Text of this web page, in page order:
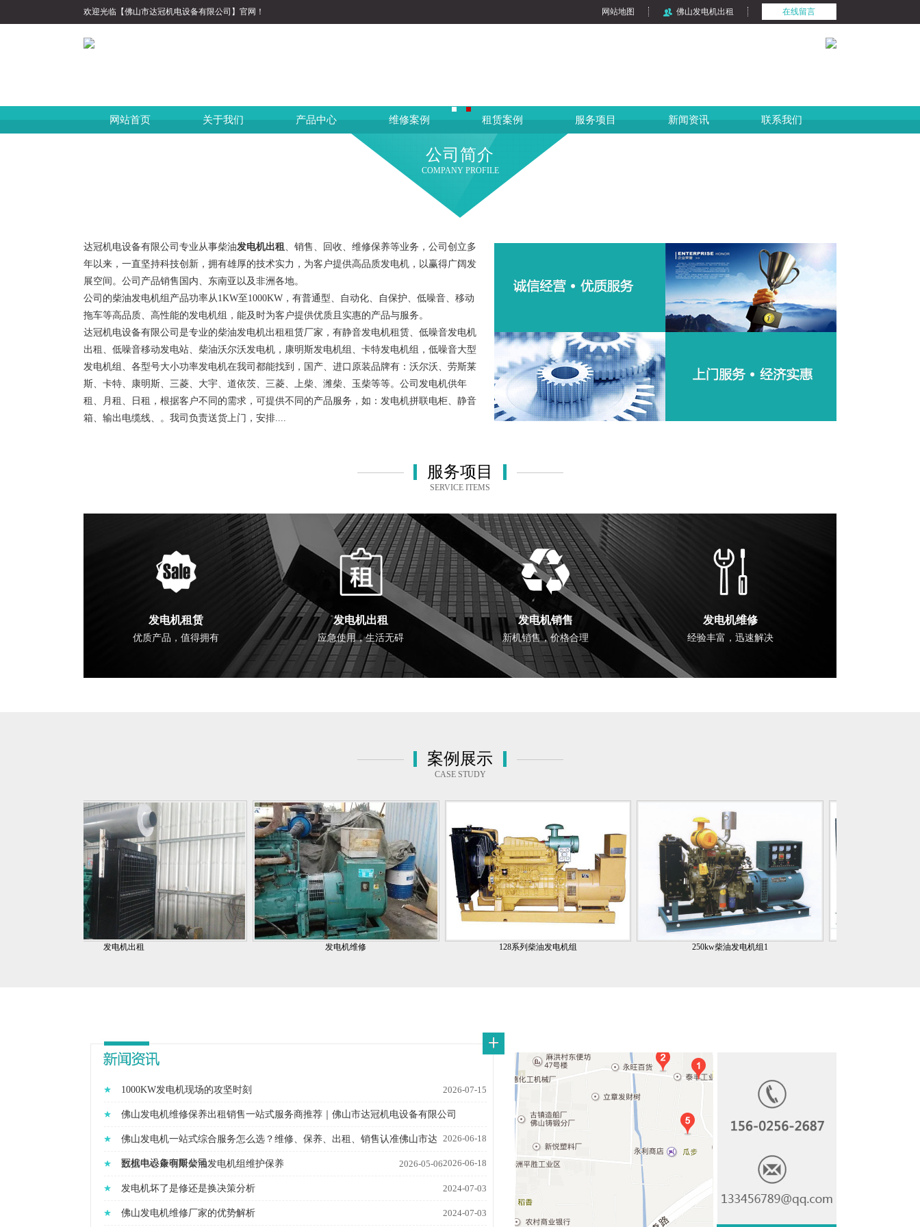
欢迎光临【佛山市达冠机电设备有限公司】官网！ 网站地图 佛山发电机出租 在线留言
网站首页 关于我们 产品中心 维修案例 租赁案例 服务项目 新闻资讯 联系我们
公司简介
COMPANY PROFILE
达冠机电设备有限公司专业从事柴油发电机出租、销售、回收、维修保养等业务，公司创立多
年以来，一直坚持科技创新，拥有雄厚的技术实力，为客户提供高品质发电机，以赢得广阔发
展空间。公司产品销售国内、东南亚以及非洲各地。
公司的柴油发电机组产品功率从1KW至1000KW，有普通型、自动化、自保护、低噪音、移动
拖车等高品质、高性能的发电机组，能及时为客户提供优质且实惠的产品与服务。
达冠机电设备有限公司是专业的柴油发电机出租租赁厂家，有静音发电机租赁、低噪音发电机
出租、低噪音移动发电站、柴油沃尔沃发电机，康明斯发电机组、卡特发电机组，低噪音大型
发电机组、各型号大小功率发电机在我司都能找到，国产、进口原装品牌有：沃尔沃、劳斯莱
斯、卡特、康明斯、三菱、大宇、道依茨、三菱、上柴、潍柴、玉柴等等。公司发电机供年
租、月租、日租，根据客户不同的需求，可提供不同的产品服务，如：发电机拼联电柜、静音
箱、输出电缆线、。我司负责送货上门，安排....
服务项目
SERVICE ITEMS
发电机租赁
优质产品，值得拥有
发电机出租
应急使用，生活无碍
发电机销售
新机销售，价格合理
发电机维修
经验丰富，迅速解决
案例展示
CASE STUDY
发电机出租 发电机维修 128系列柴油发电机组 250kw柴油发电机组1
1000KW发电机现场的攻坚时刻 2026-07-15
佛山发电机维修保养出租销售一站式服务商推荐｜佛山市达冠机电设备有限公司
2026-06-18
佛山发电机一站式综合服务怎么选？维修、保养、出租、销售认准佛山市达
冠机电设备有限公司 2026-06-18
数据中心康明斯柴油发电机组维护保养 2026-05-06
发电机坏了是修还是换决策分析 2024-07-03
佛山发电机维修厂家的优势解析 2024-07-03